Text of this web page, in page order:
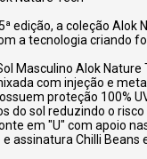
edição, a coleção Alok
a tecnologia criando
Masculino Alok Nature
com injeção e
proteção 100%
do sol reduzindo o
em "U" com apoio
assinatura Chilli Beans